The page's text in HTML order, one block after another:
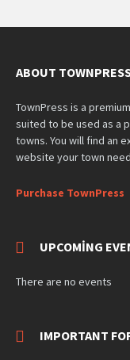
ABOUT
TownPress is a
suited to be used as a
towns. You will find an
website your town
Purchase TownPress
UPCOMING
There are no events
IMPORTANT